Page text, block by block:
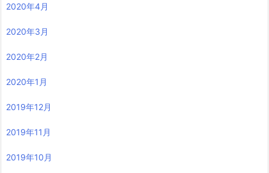
2020年4月
2020年3月
2020年2月
2020年1月
2019年12月
2019年11月
2019年10月